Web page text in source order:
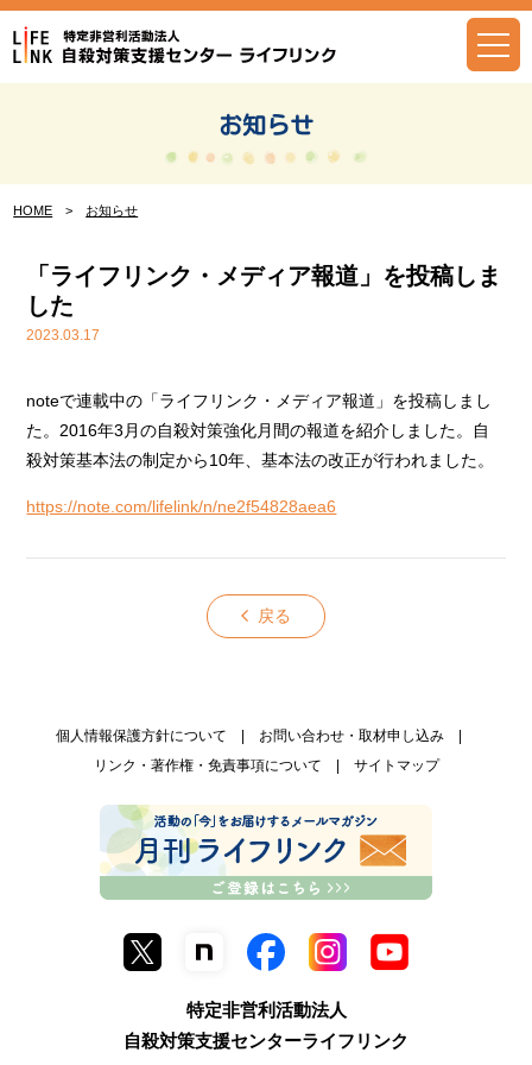
Skip
お知らせ
HOME > お知らせ
「ライフリンク・メディア報道」を投稿しま
した
2023.03.17
noteで連載中の「ライフリンク・メディア報道」を投稿しまし
た。2016年3月の自殺対策強化月間の報道を紹介しました。自
殺対策基本法の制定から10年、基本法の改正が行われました。
https://note.com/lifelink/n/ne2f54828aea6
戻る
個人情報保護方針について
お問い合わせ・取材申し込み
リンク・著作権・免責事項について
サイトマップ
特定非営利活動法人
自殺対策支援センターライフリンク